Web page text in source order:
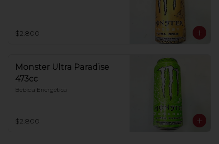
$2.800
Monster Ultra Paradise
473cc
Bebida Energética
$2.800